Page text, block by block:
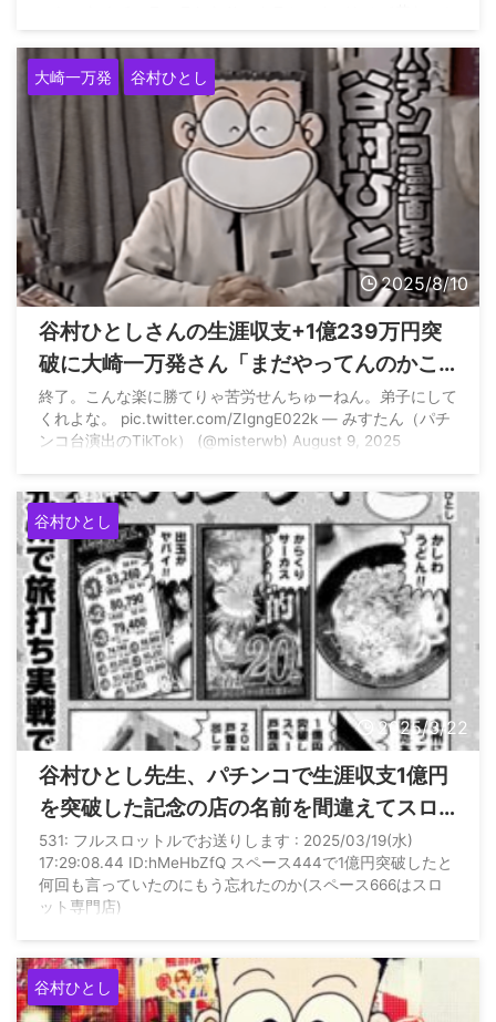
いています。SanseiR&Dの70の倍数狙いで打ち始めると、
早々にサンセイ柄や剣ブルもあってあっさり大当りです。オ
スイチ10回転で ...
大崎一万発 谷村ひとし
2025/8/10
谷村ひとしさんの生涯収支+1億239万円突
破に大崎一万発さん「まだやってんのかこ
の人w サザエさんみたく、お亡くなりにな
っても続くんだろうな」
終了。こんな楽に勝てりゃ苦労せんちゅーねん。弟子にして
くれよな。 pic.twitter.com/ZIgngE022k — みすたん（パチ
ンコ台演出のTikTok） (@misterwb) August 9, 2025
谷村ひとし
2025/3/22
谷村ひとし先生、パチンコで生涯収支1億円
を突破した記念の店の名前を間違えてスロ
専にしてしまう
531: フルスロットルでお送りします : 2025/03/19(水)
17:29:08.44 ID:hMeHbZfQ スペース444で1億円突破したと
何回も言っていたのにもう忘れたのか(スペース666はスロ
ット専門店)
谷村ひとし